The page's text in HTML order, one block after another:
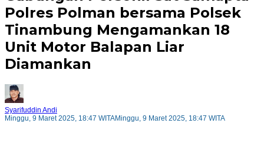
Polres Polman bersama Polsek
Tinambung Mengamankan 18
Unit Motor Balapan Liar
Diamankan
Syarifuddin Andi
Minggu, 9 Maret 2025, 18:47 WITAMinggu, 9 Maret 2025, 18:47 WITA